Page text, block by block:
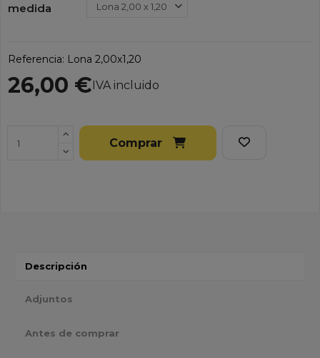
medida
Referencia: Lona 2,00x1,20
26,00 € IVA incluido
Comprar
Descripción
Adjuntos
Antes de comprar